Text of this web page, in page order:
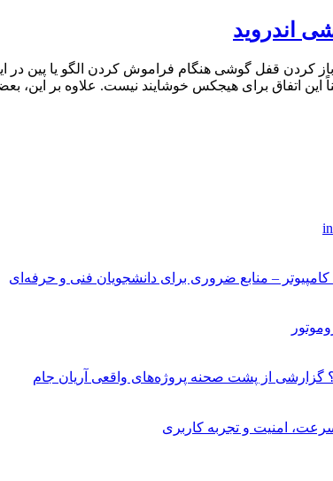
اندروید
کردن قفل گوشی هنگام فراموش کردن الگو یا پین
این اتفاق برای هیجکس خوشایند نیست. علاوه بر
– منابع ضروری برای دانشجویان فنی و حرفه‌ای
گزارشی از پشت صحنه پروژه‌های واقعی آریان جام